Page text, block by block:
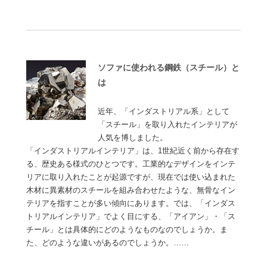
ソファに使われる鋼鉄（スチール）と
は
近年、「インダストリアル系」として
「スチール」を取り入れたインテリアが
人気を博しました。
「インダストリアルインテリア」は、1世紀近く前から存在す
る、歴史ある様式のひとつです。工業的なデザインをインテ
リアに取り入れたことが起源ですが、現在では使い込まれた
木材に異素材のスチールを組み合わせたような、無骨なイン
テリアを指すことが多い傾向にあります。では、「インダス
トリアルインテリア」でよく目にする、「アイアン」・「ス
チール」とは具体的にどのようなものなのでしょうか。ま
た、どのような違いがあるのでしょうか。……